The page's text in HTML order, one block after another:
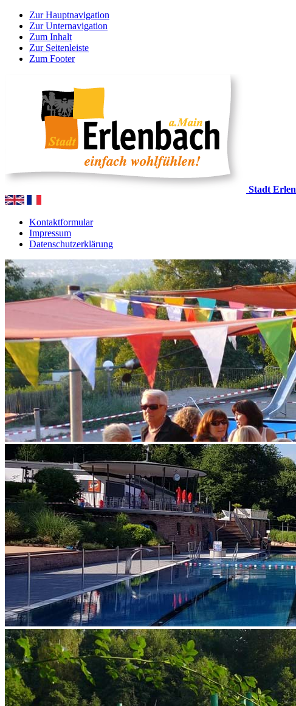
Zur Hauptnavigation
Zur Unternavigation
Zum Inhalt
Zur Seitenleiste
Zum Footer
Stadt
Kontaktformular
Impressum
Datenschutzerklärung